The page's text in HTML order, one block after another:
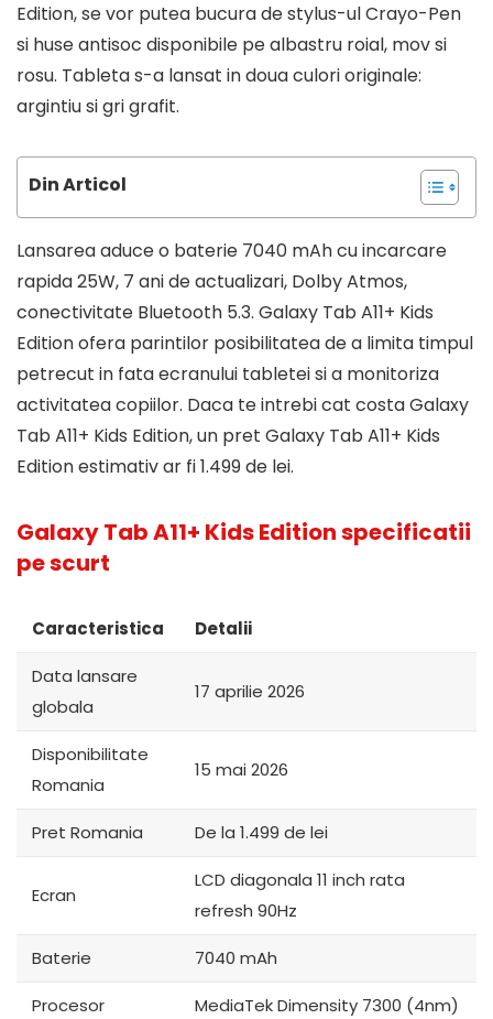
Edition, se vor putea bucura de stylus-ul Crayo-Pen
si huse antisoc disponibile pe albastru roial, mov si
rosu. Tableta s-a lansat in doua culori originale:
argintiu si gri grafit.
Din Articol
Lansarea aduce o baterie 7040 mAh cu incarcare
rapida 25W, 7 ani de actualizari, Dolby Atmos,
conectivitate Bluetooth 5.3. Galaxy Tab A11+ Kids
Edition ofera parintilor posibilitatea de a limita timpul
petrecut in fata ecranului tabletei si a monitoriza
activitatea copiilor. Daca te intrebi cat costa Galaxy
Tab A11+ Kids Edition, un pret Galaxy Tab A11+ Kids
Edition estimativ ar fi 1.499 de lei.
Galaxy Tab A11+ Kids Edition specificatii
pe scurt
Caracteristica Detalii
Data lansare
globala
17 aprilie 2026
Disponibilitate
Romania
15 mai 2026
Pret Romania De la 1.499 de lei
Ecran
LCD diagonala 11 inch rata
refresh 90Hz
Baterie 7040 mAh
Procesor MediaTek Dimensity 7300 (4nm)